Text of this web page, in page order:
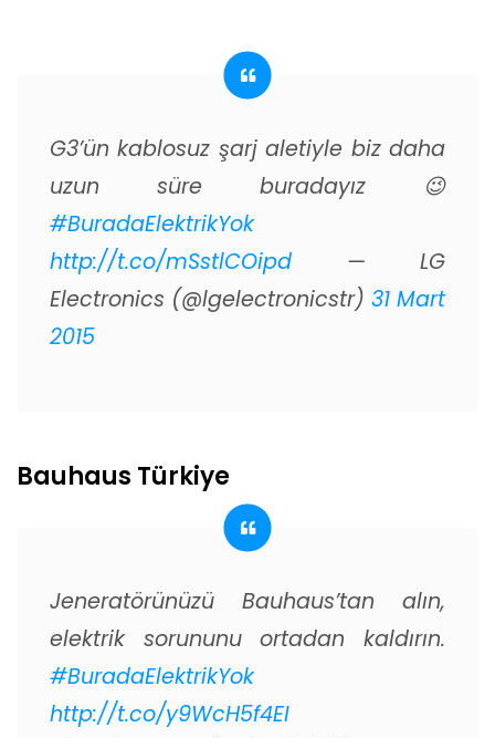
G3’ün kablosuz şarj aletiyle biz daha
uzun süre buradayız 😉
#BuradaElektrikYok
http://t.co/mSstlCOipd — LG
Electronics (@lgelectronicstr) 31 Mart
2015
Bauhaus Türkiye
Jeneratörünüzü Bauhaus’tan alın,
elektrik sorununu ortadan kaldırın.
#BuradaElektrikYok
http://t.co/y9WcH5f4EI